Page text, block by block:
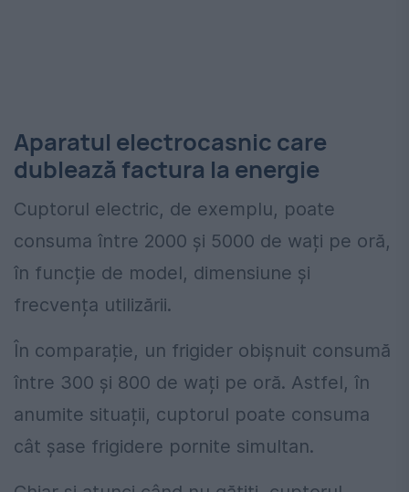
Aparatul electrocasnic care
dublează factura la energie
Cuptorul electric, de exemplu, poate
consuma între 2000 și 5000 de wați pe oră,
în funcție de model, dimensiune și
frecvența utilizării.
În comparație, un frigider obișnuit consumă
între 300 și 800 de wați pe oră. Astfel, în
anumite situații, cuptorul poate consuma
cât șase frigidere pornite simultan.